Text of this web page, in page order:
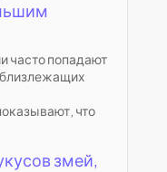
часто попадают
близлежащих
что
змей,